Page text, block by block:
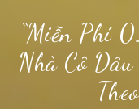
“Miễn Phí
Nhà Cô